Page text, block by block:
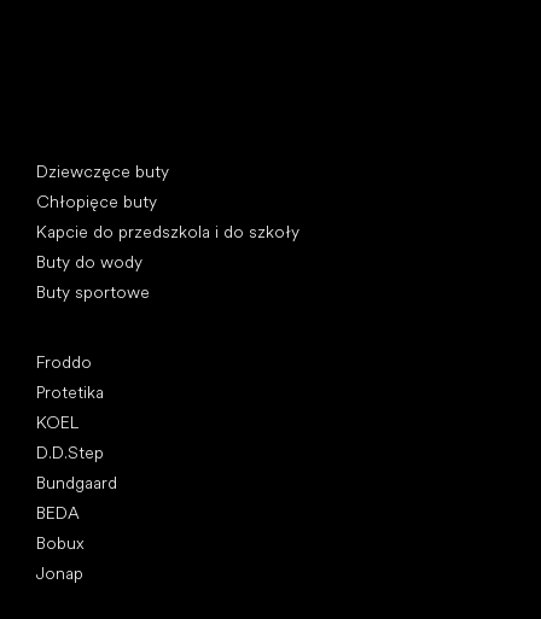
Dziewczęce buty
Chłopięce buty
Kapcie do przedszkola i do szkoły
Buty do wody
Buty sportowe
Froddo
Protetika
KOEL
D.D.Step
Bundgaard
BEDA
Bobux
Jonap